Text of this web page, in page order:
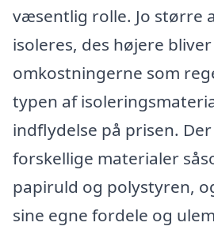
væsentlig rolle. Jo større
isoleres, des højere bliver
omkostningerne som
typen af
indflydelse på prisen.
forskellige materialer
papiruld og polystyren,
sine egne fordele og